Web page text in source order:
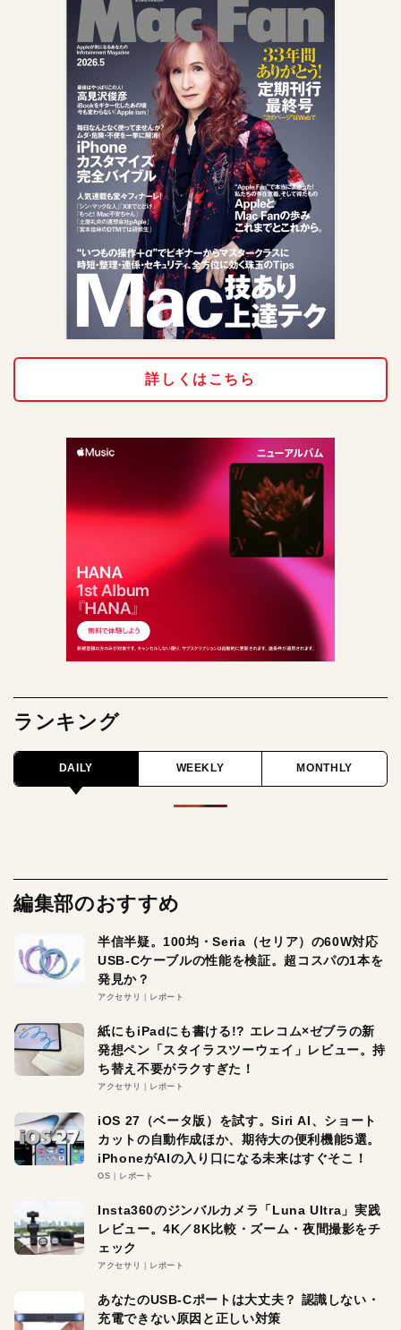
詳しくはこちら
ランキング
DAILY WEEKLY MONTHLY
編集部のおすすめ
半信半疑。100均・Seria（セリア）の60W対応
USB-Cケーブルの性能を検証。超コスパの1本を
発見か？
アクセサリ レポート
紙にもiPadにも書ける!? エレコム×ゼブラの新
発想ペン「スタイラスツーウェイ」レビュー。持
ち替え不要がラクすぎた！
アクセサリ レポート
iOS 27（ベータ版）を試す。Siri AI、ショート
カットの自動作成ほか、期待大の便利機能5選。
iPhoneがAIの入り口になる未来はすぐそこ！
OS レポート
Insta360のジンバルカメラ「Luna Ultra」実践
レビュー。4K／8K比較・ズーム・夜間撮影をチ
ェック
アクセサリ レポート
あなたのUSB-Cポートは大丈夫？ 認識しない・
充電できない原因と正しい対策